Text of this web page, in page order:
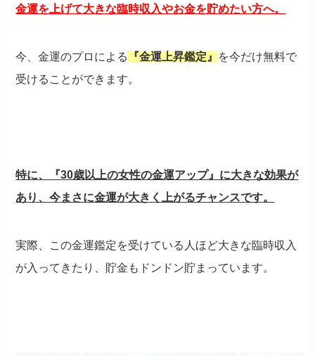
金運を上げて大きな臨時収入やお金を貯めたい方へ。
今、金運のプロによる 『金運上昇鑑定』 を今だけ無料で
受けることができます。
特に、『30歳以上の女性の金運アップ』に大きな効果が
あり、今まさに金運が大きく上がるチャンスです。
実際、この金運鑑定を受けている人ほど大きな臨時収入
が入ってきたり、貯金もドンドン貯まっています。